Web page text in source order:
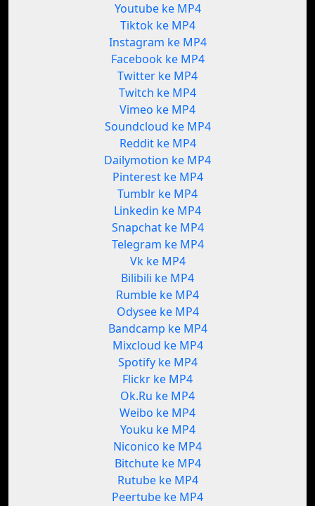
Youtube ke MP4
Tiktok ke MP4
Instagram ke MP4
Facebook ke MP4
Twitter ke MP4
Twitch ke MP4
Vimeo ke MP4
Soundcloud ke MP4
Reddit ke MP4
Dailymotion ke MP4
Pinterest ke MP4
Tumblr ke MP4
Linkedin ke MP4
Snapchat ke MP4
Telegram ke MP4
Vk ke MP4
Bilibili ke MP4
Rumble ke MP4
Odysee ke MP4
Bandcamp ke MP4
Mixcloud ke MP4
Spotify ke MP4
Flickr ke MP4
Ok.Ru ke MP4
Weibo ke MP4
Youku ke MP4
Niconico ke MP4
Bitchute ke MP4
Rutube ke MP4
Peertube ke MP4